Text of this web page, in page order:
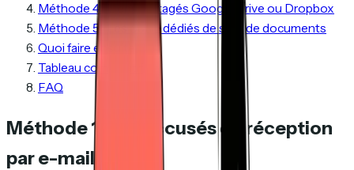
Méthode 4 : Liens partagés Google Drive ou Dropbox
Méthode 5 : Les outils dédiés de suivi de documents
Quoi faire ensuite
Tableau comparatif
FAQ
Méthode 1 : Les accusés de réception
par e-mail